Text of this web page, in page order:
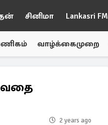
சினிமா Lankasri FM
வாழ்க்கைமுறை
2 years ago